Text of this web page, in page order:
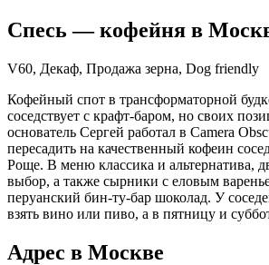
Спесь — кофейня в
V60, Декаф, Продажа зерна, Dog friendly
Кофейный спот в трансформаторной
соседствует с крафт-баром, но своих
основатель Сергей работал в Camera
пересадить на качественный кофеин
Роще. В меню классика и альтернатива,
выбор, а также сырники с еловым
перуанский бин-ту-бар шоколад. У
взять вино или пиво, а в пятницу и
Адрес в Москве